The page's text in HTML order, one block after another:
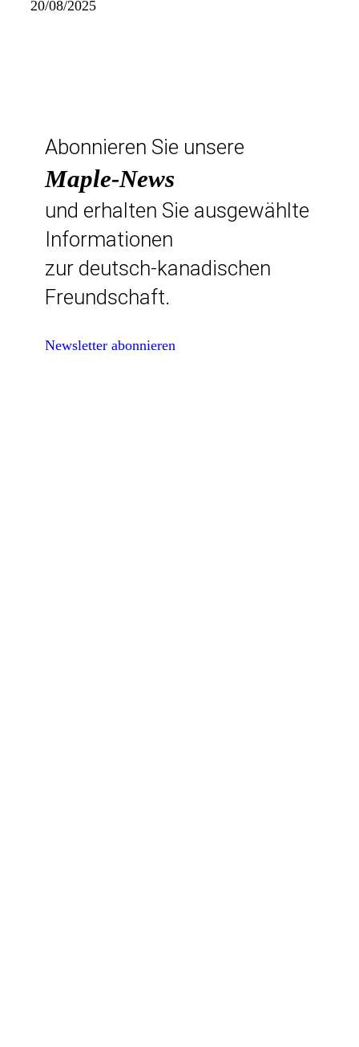
20/08/2025
Abonnieren Sie unsere
Maple-News
und erhalten Sie ausgewählte
Informationen
zur deutsch-kanadischen
Freundschaft.
Newsletter abonnieren